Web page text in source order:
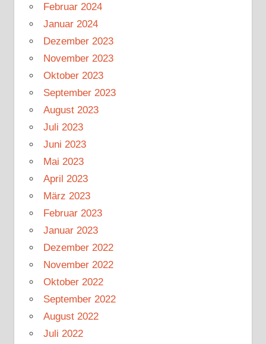
Februar 2024
Januar 2024
Dezember 2023
November 2023
Oktober 2023
September 2023
August 2023
Juli 2023
Juni 2023
Mai 2023
April 2023
März 2023
Februar 2023
Januar 2023
Dezember 2022
November 2022
Oktober 2022
September 2022
August 2022
Juli 2022